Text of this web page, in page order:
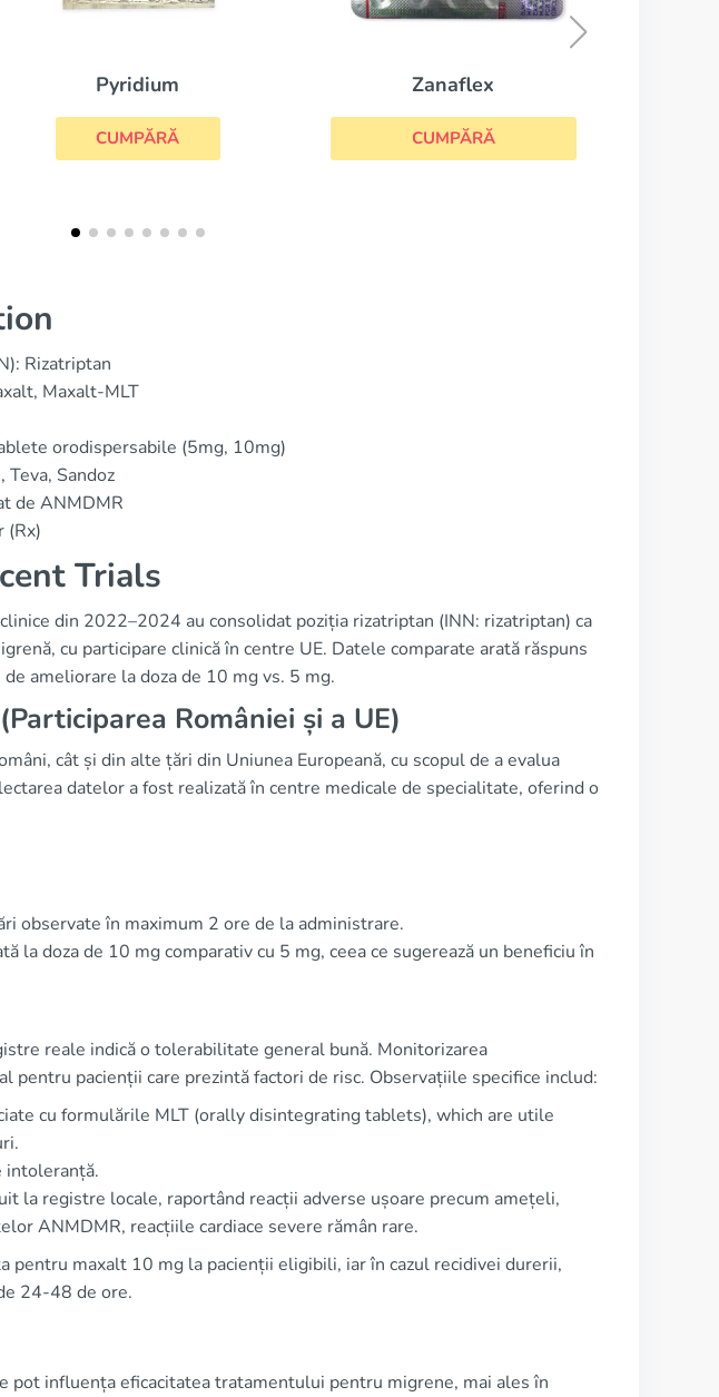
Zanaflex
CUMPĂRĂ
Rizatriptan
Maxalt-MLT
orodispersabile (5mg, 10mg)
Teva, Sandoz
de ANMDMR
(Rx)
Trials
din 2022–2024 au consolidat poziția rizatriptan (INN: rizatriptan) ca
cu participare clinică în centre UE. Datele comparate arată răspuns
ameliorare la doza de 10 mg vs. 5 mg.
României și a UE)
cât și din alte țări din Uniunea Europeană, cu scopul de a evalua
datelor a fost realizată în centre medicale de specialitate, oferind o
observate în maximum 2 ore de la administrare.
la doza de 10 mg comparativ cu 5 mg, ceea ce sugerează un beneficiu în
reale indică o tolerabilitate general bună. Monitorizarea
pentru pacienții care prezintă factori de risc. Observațiile specifice includ:
cu formulările MLT (orally disintegrating tablets), which are utile
intoleranță.
la registre locale, raportând reacții adverse ușoare precum amețeli,
ANMDMR, reacțiile cardiace severe rămân rare.
pentru maxalt 10 mg la pacienții eligibili, iar în cazul recidivei durerii,
24-48 de ore.
pot influența eficacitatea tratamentului pentru migrene, mai ales în